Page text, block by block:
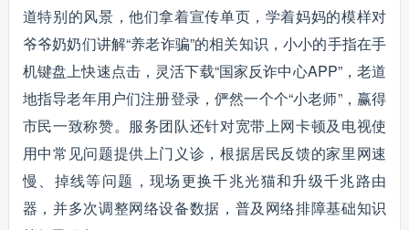
道特别的风景，他们拿着宣传单页，学着妈妈的模样对
爷爷奶奶们讲解“养老诈骗”的相关知识，小小的手指在手
机键盘上快速点击，灵活下载“国家反诈中心APP”，老道
地指导老年用户们注册登录，俨然一个个“小老师”，赢得
市民一致称赞。服务团队还针对宽带上网卡顿及电视使
用中常见问题提供上门义诊，根据居民反馈的家里网速
慢、掉线等问题，现场更换千兆光猫和升级千兆路由
器，并多次调整网络设备数据，普及网络排障基础知识